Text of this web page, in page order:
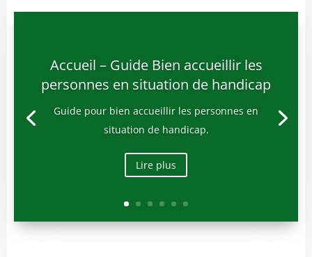
Accueil – Guide Bien accueillir les
personnes en situation de handicap
Guide pour bien accueillir les personnes en
situation de handicap.
Lire plus